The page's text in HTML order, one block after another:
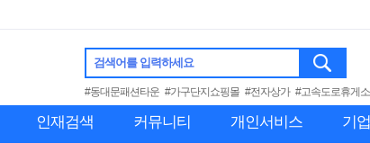
검색어를 입력하세요
#동대문패션타운 #가구단지쇼핑몰 #전자상가 #고속도로휴게소
인재검색 커뮤니티 개인서비스 기